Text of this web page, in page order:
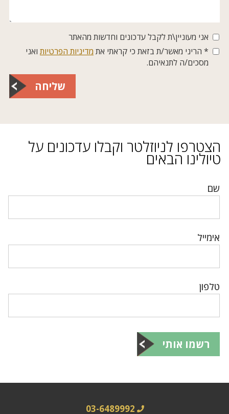
אני מעוניין\ת לקבל עדכונים וחדשות מהאתר
* הריני מאשר/ת בזאת כי קראתי את מדיניות הפרטיות ואני
מסכים/ה לתנאיהם.
שליחה
הצטרפו לניוזלטר וקבלו עדכונים על
טיולינו הבאים
שם
אימייל
טלפון
רשמו אותי
03-6489992